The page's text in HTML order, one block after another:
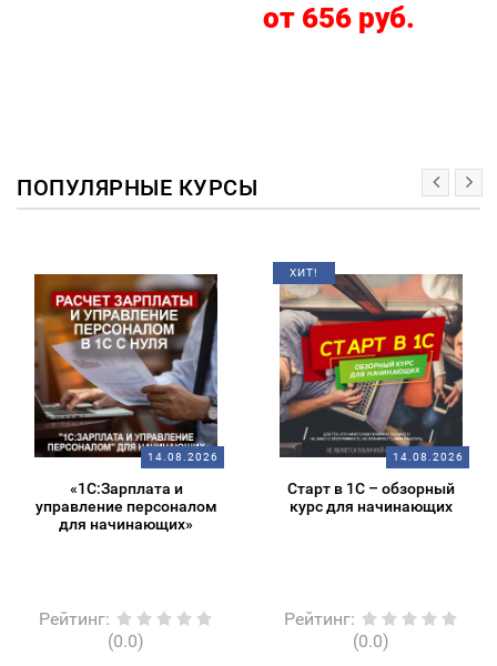
от 656 руб.
ПОПУЛЯРНЫЕ КУРСЫ
14.08.2026
«1С:Зарплата и
управление персоналом
для начинающих»
Рейтинг:
(0.0)
ХИТ!
14.08.2026
Старт в 1С – обзорный
курс для начинающих
Рейтинг:
(0.0)